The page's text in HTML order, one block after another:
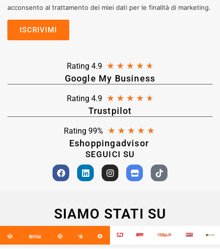
acconsento al trattamento dei miei dati per le finalità di marketing.
Rating 4.9 ★ ★ ★ ★ ★
Google My Business
Rating 4.9 ★ ★ ★ ★ ★
Trustpilot
Rating 99% ★ ★ ★ ★ ★
Eshoppingadvisor
SEGUICI SU
SIAMO STATI SU